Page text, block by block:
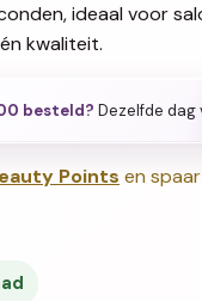
ideaal voor
kwaliteit.
besteld? Dezelfde dag
Points en